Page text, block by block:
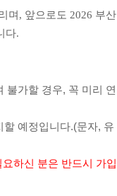
며, 앞으로도 2026 부산
다.
불가할 경우, 꼭 미리 연
할 예정입니다.(문자, 유
하신 분은 반드시 가입